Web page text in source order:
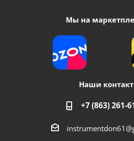
Мы на
Наши
+7 (863) 261-